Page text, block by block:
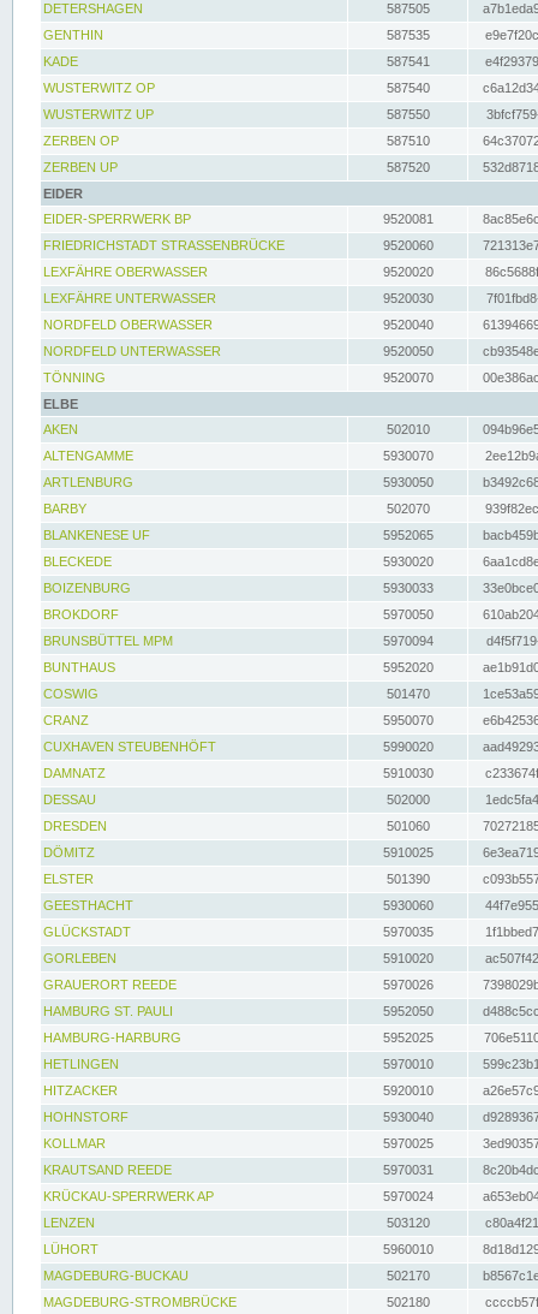
DETERSHAGEN
587505
GENTHIN
587535
KADE
587541
WUSTERWITZ OP
587540
WUSTERWITZ UP
587550
ZERBEN OP
587510
ZERBEN UP
587520
EIDER
EIDER-SPERRWERK BP
9520081
FRIEDRICHSTADT STRASSENBRÜCKE
9520060
LEXFÄHRE OBERWASSER
9520020
LEXFÄHRE UNTERWASSER
9520030
NORDFELD OBERWASSER
9520040
NORDFELD UNTERWASSER
9520050
TÖNNING
9520070
ELBE
AKEN
502010
ALTENGAMME
5930070
ARTLENBURG
5930050
BARBY
502070
BLANKENESE UF
5952065
BLECKEDE
5930020
BOIZENBURG
5930033
BROKDORF
5970050
BRUNSBÜTTEL MPM
5970094
BUNTHAUS
5952020
COSWIG
501470
CRANZ
5950070
CUXHAVEN STEUBENHÖFT
5990020
DAMNATZ
5910030
DESSAU
502000
DRESDEN
501060
DÖMITZ
5910025
ELSTER
501390
GEESTHACHT
5930060
GLÜCKSTADT
5970035
GORLEBEN
5910020
GRAUERORT REEDE
5970026
HAMBURG ST. PAULI
5952050
HAMBURG-HARBURG
5952025
HETLINGEN
5970010
HITZACKER
5920010
HOHNSTORF
5930040
KOLLMAR
5970025
KRAUTSAND REEDE
5970031
KRÜCKAU-SPERRWERK AP
5970024
LENZEN
503120
LÜHORT
5960010
MAGDEBURG-BUCKAU
502170
MAGDEBURG-STROMBRÜCKE
502180